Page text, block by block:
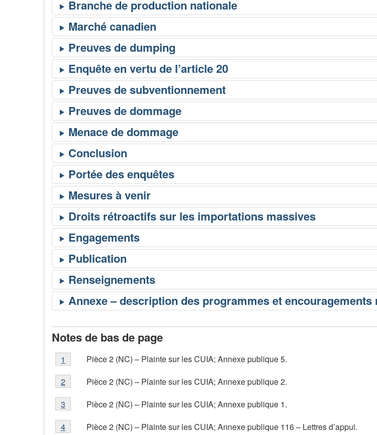
Notes de bas de page
Note
de
bas
de
page
1
Pièce 2 (NC) – Plainte sur les CUIA; Annexe publique 5.
Retour à la référence de la note de bas de page
1
referrer
Note
de
bas
de
page
Pièce 2 (NC) – Plainte sur les CUIA; Annexe publique 2.
Retour à la référence de la note de bas de page
2 referrer
Note
de
bas
Pièce 2 (NC) – Plainte sur les CUIA; Annexe publique 1.
Retour à la référence de la note de bas de page
3 referrer
Note
Pièce 2 (NC) – Plainte sur les CUIA; Annexe publique 116 – Lettres d’appui.
Retour à la référence de la note de bas de page
4 referrer